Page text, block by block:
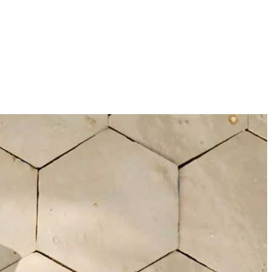
Stevia. Boen de citroen schoon en rasp de gele schil.
garde 1 voor 1 de eieren toe tot elk ei opgenomen is. Roer het
de vorm en vervolgens 30 min. uit de vorm op een rooster.